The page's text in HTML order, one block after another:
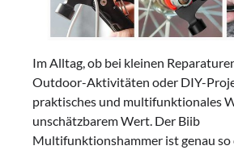
Im Alltag, ob bei kleinen
Outdoor-Aktivitäten oder DIY-
praktisches und multifunktionales
unschätzbarem Wert. Der Biib
Multifunktionshammer ist genau so